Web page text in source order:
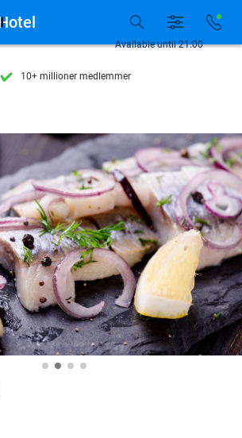
Tilgængelig 7 dage om ugen
10+ millioner medlemmer
Tilgængelig 7 dage om ugen
10+ millioner medlemmer
Available until 21:00